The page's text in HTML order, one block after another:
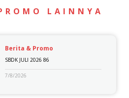
LAINNYA
Berita & Promo
SBDK JULI 2026 86
7/8/2026